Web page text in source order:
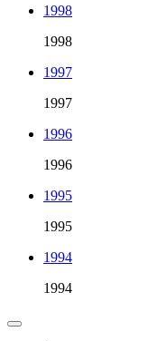
1998
1998
1997
1997
1996
1996
1995
1995
1994
1994